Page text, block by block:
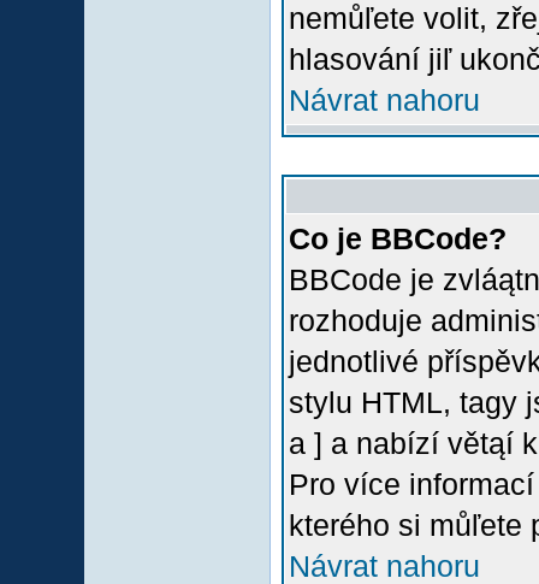
nemůľete volit,
hlasování jiľ
Návrat nahoru
Co je BBCode?
BBCode je
rozhoduje
jednotlivé
stylu HTML, tagy
a ] a nabízí větąí
Pro více
kterého si můľete
Návrat nahoru